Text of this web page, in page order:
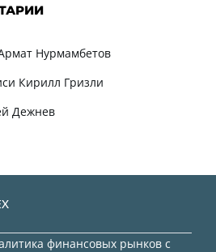
Нурмамбетов
Кирилл Гризли
Дежнев
финансовых рынков с